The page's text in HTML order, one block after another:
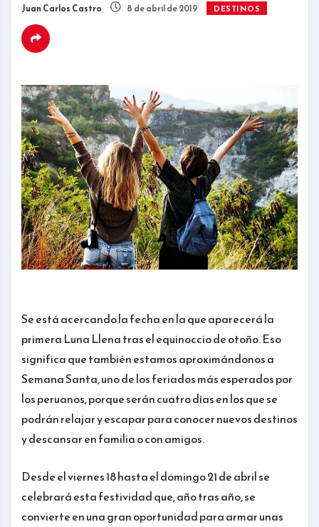
Juan Carlos Castro 8 de abril de 2019 DESTINOS
Se está acercando la fecha en la que aparecerá la
primera Luna Llena tras el equinoccio de otoño. Eso
significa que también estamos aproximándonos a
Semana Santa, uno de los feriados más esperados por
los peruanos, porque serán cuatro días en los que se
podrán relajar y escapar para conocer nuevos destinos
y descansar en familia o con amigos.
Desde el viernes 18 hasta el domingo 21 de abril se
celebrará esta festividad que, año tras año, se
convierte en una gran oportunidad para armar unas